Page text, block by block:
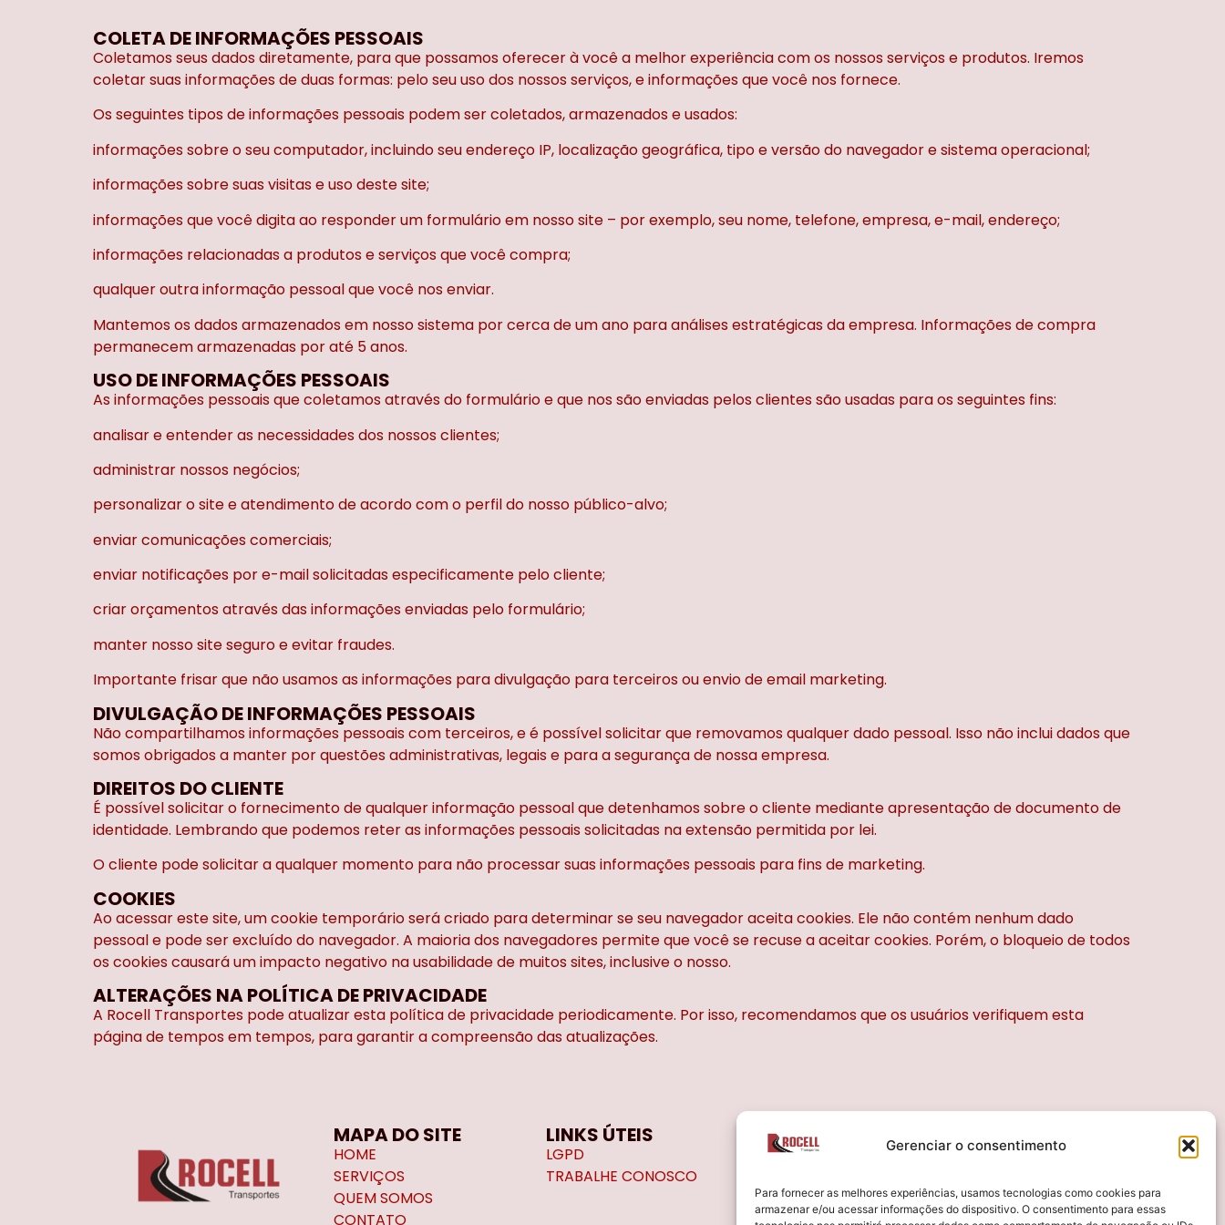
Gerenciar o consentimento
Para fornecer as melhores experiências, usamos tecnologias como cookies para
armazenar e/ou acessar informações do dispositivo. O consentimento para essas
COLETA DE INFORMAÇÕES PESSOAIS
Coletamos seus dados diretamente, para que possamos oferecer à você a melhor experiência com os nossos serviços e produtos. Iremos
coletar suas informações de duas formas: pelo seu uso dos nossos serviços, e informações que você nos fornece.
Os seguintes tipos de informações pessoais podem ser coletados, armazenados e usados:
informações sobre o seu computador, incluindo seu endereço IP, localização geográfica, tipo e versão do navegador e sistema operacional;
informações sobre suas visitas e uso deste site;
informações que você digita ao responder um formulário em nosso site – por exemplo, seu nome, telefone, empresa, e-mail, endereço;
informações relacionadas a produtos e serviços que você compra;
qualquer outra informação pessoal que você nos enviar.
Mantemos os dados armazenados em nosso sistema por cerca de um ano para análises estratégicas da empresa. Informações de compra
permanecem armazenadas por até 5 anos.
USO DE INFORMAÇÕES PESSOAIS
As informações pessoais que coletamos através do formulário e que nos são enviadas pelos clientes são usadas para os seguintes fins:
analisar e entender as necessidades dos nossos clientes;
administrar nossos negócios;
personalizar o site e atendimento de acordo com o perfil do nosso público-alvo;
enviar comunicações comerciais;
enviar notificações por e-mail solicitadas especificamente pelo cliente;
criar orçamentos através das informações enviadas pelo formulário;
manter nosso site seguro e evitar fraudes.
Importante frisar que não usamos as informações para divulgação para terceiros ou envio de email marketing.
DIVULGAÇÃO DE INFORMAÇÕES PESSOAIS
Não compartilhamos informações pessoais com terceiros, e é possível solicitar que removamos qualquer dado pessoal. Isso não inclui dados que
somos obrigados a manter por questões administrativas, legais e para a segurança de nossa empresa.
DIREITOS DO CLIENTE
É possível solicitar o fornecimento de qualquer informação pessoal que detenhamos sobre o cliente mediante apresentação de documento de
identidade. Lembrando que podemos reter as informações pessoais solicitadas na extensão permitida por lei.
O cliente pode solicitar a qualquer momento para não processar suas informações pessoais para fins de marketing.
COOKIES
Ao acessar este site, um cookie temporário será criado para determinar se seu navegador aceita cookies. Ele não contém nenhum dado
pessoal e pode ser excluído do navegador. A maioria dos navegadores permite que você se recuse a aceitar cookies. Porém, o bloqueio de todos
os cookies causará um impacto negativo na usabilidade de muitos sites, inclusive o nosso.
ALTERAÇÕES NA POLÍTICA DE PRIVACIDADE
A Rocell Transportes pode atualizar esta política de privacidade periodicamente. Por isso, recomendamos que os usuários verifiquem esta
página de tempos em tempos, para garantir a compreensão das atualizações.
MAPA DO SITE
HOME
SERVIÇOS
QUEM SOMOS
CONTATO
LINKS ÚTEIS
LGPD
TRABALHE CONOSCO
LOCALIZAÇÃO
Avenida Pedro Paschoal dos Santos, 410
Telefone:(19)3282-4499